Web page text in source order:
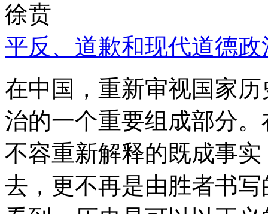
徐贲
平反、道歉和现代道德政
在中国，重新审视国家
治的一个重要组成部分
不容重新解释的既成事
去，更不再是由胜者书